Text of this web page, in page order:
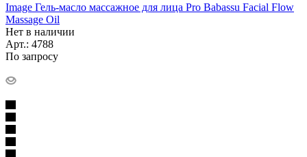
Image Гель-масло массажное для лица Pro Babassu Facial Flow
Massage Oil
Нет в наличии
Арт.: 4788
По запросу